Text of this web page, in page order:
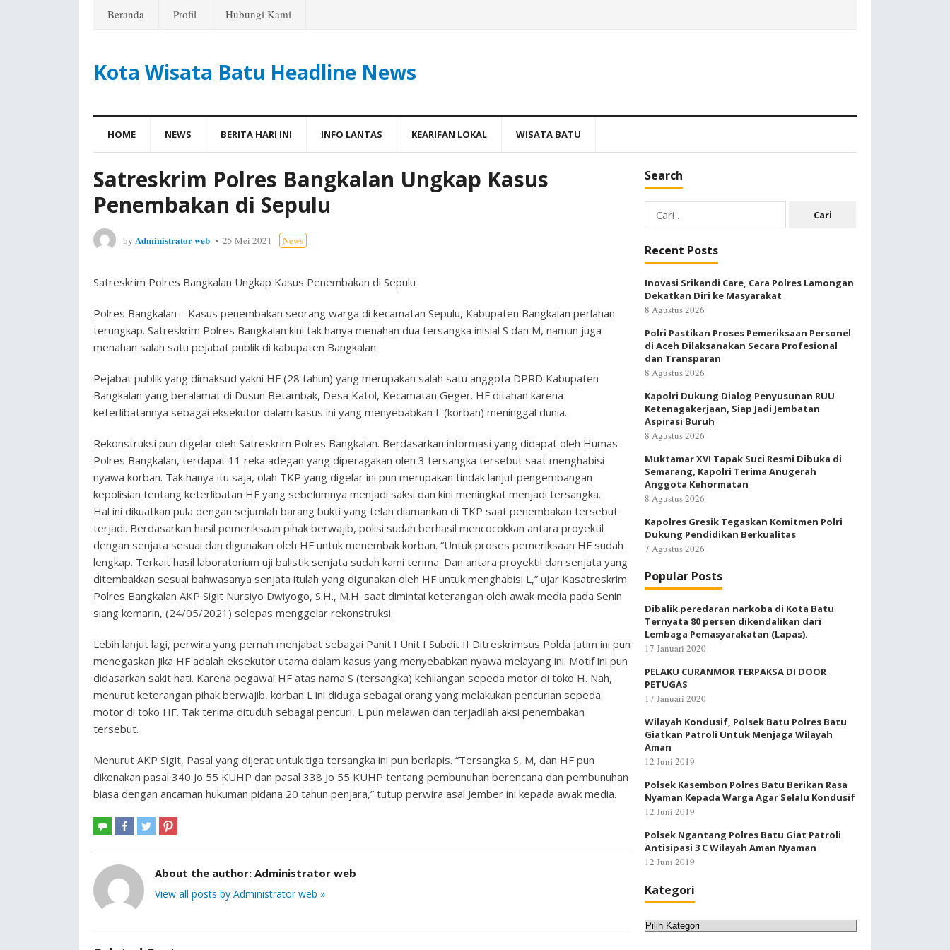
Beranda Profil Hubungi Kami
Kota Wisata Batu Headline News
HOME NEWS BERITA HARI INI INFO LANTAS KEARIFAN LOKAL WISATA BATU
Satreskrim Polres Bangkalan Ungkap Kasus
Penembakan di Sepulu
by Administrator web 25 Mei 2021 News
Satreskrim Polres Bangkalan Ungkap Kasus Penembakan di Sepulu
Polres Bangkalan – Kasus penembakan seorang warga di kecamatan Sepulu, Kabupaten Bangkalan perlahan
terungkap. Satreskrim Polres Bangkalan kini tak hanya menahan dua tersangka inisial S dan M, namun juga
menahan salah satu pejabat publik di kabupaten Bangkalan.
Pejabat publik yang dimaksud yakni HF (28 tahun) yang merupakan salah satu anggota DPRD Kabupaten
Bangkalan yang beralamat di Dusun Betambak, Desa Katol, Kecamatan Geger. HF ditahan karena
keterlibatannya sebagai eksekutor dalam kasus ini yang menyebabkan L (korban) meninggal dunia.
Rekonstruksi pun digelar oleh Satreskrim Polres Bangkalan. Berdasarkan informasi yang didapat oleh Humas
Polres Bangkalan, terdapat 11 reka adegan yang diperagakan oleh 3 tersangka tersebut saat menghabisi
nyawa korban. Tak hanya itu saja, olah TKP yang digelar ini pun merupakan tindak lanjut pengembangan
kepolisian tentang keterlibatan HF yang sebelumnya menjadi saksi dan kini meningkat menjadi tersangka.
Hal ini dikuatkan pula dengan sejumlah barang bukti yang telah diamankan di TKP saat penembakan tersebut
terjadi. Berdasarkan hasil pemeriksaan pihak berwajib, polisi sudah berhasil mencocokkan antara proyektil
dengan senjata sesuai dan digunakan oleh HF untuk menembak korban. “Untuk proses pemeriksaan HF sudah
lengkap. Terkait hasil laboratorium uji balistik senjata sudah kami terima. Dan antara proyektil dan senjata yang
ditembakkan sesuai bahwasanya senjata itulah yang digunakan oleh HF untuk menghabisi L,” ujar Kasatreskrim
Polres Bangkalan AKP Sigit Nursiyo Dwiyogo, S.H., M.H. saat dimintai keterangan oleh awak media pada Senin
siang kemarin, (24/05/2021) selepas menggelar rekonstruksi.
Lebih lanjut lagi, perwira yang pernah menjabat sebagai Panit I Unit I Subdit II Ditreskrimsus Polda Jatim ini pun
menegaskan jika HF adalah eksekutor utama dalam kasus yang menyebabkan nyawa melayang ini. Motif ini pun
didasarkan sakit hati. Karena pegawai HF atas nama S (tersangka) kehilangan sepeda motor di toko H. Nah,
menurut keterangan pihak berwajib, korban L ini diduga sebagai orang yang melakukan pencurian sepeda
motor di toko HF. Tak terima dituduh sebagai pencuri, L pun melawan dan terjadilah aksi penembakan
tersebut.
Menurut AKP Sigit, Pasal yang dijerat untuk tiga tersangka ini pun berlapis. “Tersangka S, M, dan HF pun
dikenakan pasal 340 Jo 55 KUHP dan pasal 338 Jo 55 KUHP tentang pembunuhan berencana dan pembunuhan
biasa dengan ancaman hukuman pidana 20 tahun penjara,” tutup perwira asal Jember ini kepada awak media.
About the author: Administrator web
View all posts by Administrator web »
Search
Cari
untuk:
Recent Posts
Inovasi Srikandi Care, Cara Polres Lamongan
Dekatkan Diri ke Masyarakat
8 Agustus 2026
Polri Pastikan Proses Pemeriksaan Personel
di Aceh Dilaksanakan Secara Profesional
dan Transparan
8 Agustus 2026
Kapolri Dukung Dialog Penyusunan RUU
Ketenagakerjaan, Siap Jadi Jembatan
Aspirasi Buruh
8 Agustus 2026
Muktamar XVI Tapak Suci Resmi Dibuka di
Semarang, Kapolri Terima Anugerah
Anggota Kehormatan
8 Agustus 2026
Kapolres Gresik Tegaskan Komitmen Polri
Dukung Pendidikan Berkualitas
7 Agustus 2026
Popular Posts
Dibalik peredaran narkoba di Kota Batu
Ternyata 80 persen dikendalikan dari
Lembaga Pemasyarakatan (Lapas).
17 Januari 2020
PELAKU CURANMOR TERPAKSA DI DOOR
PETUGAS
17 Januari 2020
Wilayah Kondusif, Polsek Batu Polres Batu
Giatkan Patroli Untuk Menjaga Wilayah
Aman
12 Juni 2019
Polsek Kasembon Polres Batu Berikan Rasa
Nyaman Kepada Warga Agar Selalu Kondusif
12 Juni 2019
Polsek Ngantang Polres Batu Giat Patroli
Antisipasi 3 C Wilayah Aman Nyaman
12 Juni 2019
Kategori
Kategori